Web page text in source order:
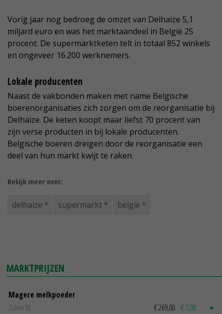
Vorig jaar nog bedroeg de omzet van Delhaize 5,1
miljard euro en was het marktaandeel in België 25
procent. De supermarktketen telt in totaal 852 winkels
en ongeveer 16.200 werknemers.
Lokale producenten
Naast de vakbonden maken met name Belgische
boerenorganisaties zich zorgen om de reorganisatie bij
Delhaize. De keten koopt maar liefst 70 procent van
zijn verse producten in bij lokale producenten.
Belgische boeren dreigen door de reorganisatie een
deel van hun markt kwijt te raken.
Bekijk meer over:
delhaize supermarkt belgië
MARKTPRIJZEN
Magere melkpoeder
Zuivel NL
€ 269,00 € 7,00